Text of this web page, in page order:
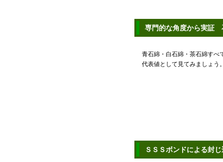
専門的な角度から実証
青石綿・白石綿・茶石綿すべ
代表値として見てみましょう
ＳＳＳボンドによる封